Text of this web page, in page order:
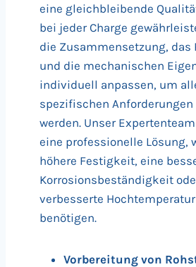
eine gleichbleibende
bei jeder Charge
die Zusammensetzung, das
und die mechanischen
individuell anpassen, um
spezifischen Anforderungen
werden. Unser
eine professionelle Lösung,
höhere Festigkeit, eine
Korrosionsbeständigkeit
verbesserte
benötigen.
Vorbereitung von